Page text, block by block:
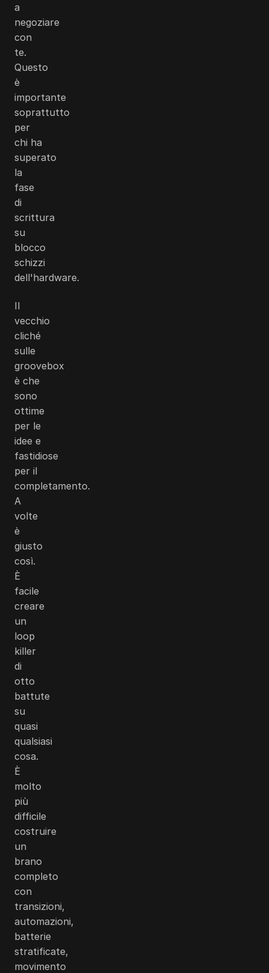
a
negoziare
con
te.
Questo
è
importante
soprattutto
per
chi ha
superato
la
fase
di
scrittura
su
blocco
schizzi
dell'hardware.
Il
vecchio
cliché
sulle
groovebox
è che
sono
ottime
per le
idee e
fastidiose
per il
completamento.
A
volte
è
giusto
così.
È
facile
creare
un
loop
killer
di
otto
battute
su
quasi
qualsiasi
cosa.
È
molto
più
difficile
costruire
un
brano
completo
con
transizioni,
automazioni,
batterie
stratificate,
movimento